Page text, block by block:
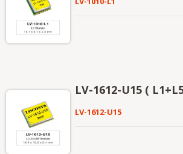
LV-1612-U15 (
LV-1612-U15